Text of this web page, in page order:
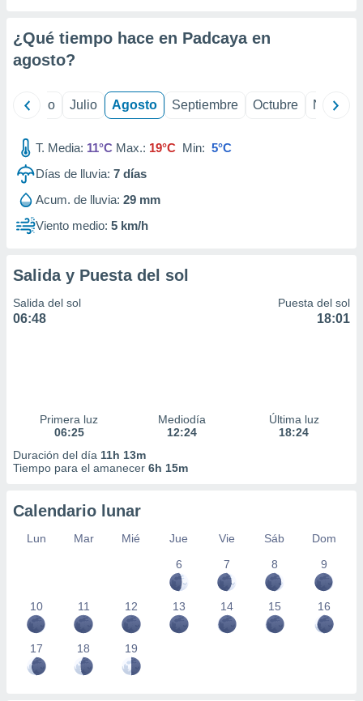
e
de
¿Qué tiempo hace en Padcaya en
agosto?
Junio Julio Agosto Septiembre Octubre
T. Media: 11°C Max.: 19°C Min: 5°C
Días de lluvia: 7 días
Acum. de lluvia: 29 mm
Viento medio: 5 km/h
Salida y Puesta del sol
Salida del sol
06:48
Puesta del sol
18:01
Primera luz
06:25
Mediodía
12:24
Última luz
18:24
Duración del día 11h 13m
Tiempo para el amanecer 6h 15m
Calendario lunar
Lun Mar Mié Jue Vie Sáb
Dom
6
7 8 9
10 11 12 13 14 15 16
17 18 19